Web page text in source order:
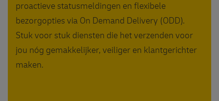
proactieve statusmeldingen en flexibele
bezorgopties via On Demand Delivery (ODD).
Stuk voor stuk diensten die het verzenden voor
jou nóg gemakkelijker, veiliger en klantgerichter
maken.